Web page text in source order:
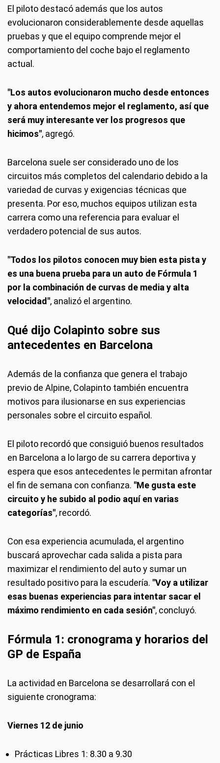
El piloto destacó además que los autos
evolucionaron considerablemente desde aquellas
pruebas y que el equipo comprende mejor el
comportamiento del coche bajo el reglamento
actual.
"Los autos evolucionaron mucho desde entonces
y ahora entendemos mejor el reglamento, así que
será muy interesante ver los progresos que
hicimos", agregó.
Barcelona suele ser considerado uno de los
circuitos más completos del calendario debido a la
variedad de curvas y exigencias técnicas que
presenta. Por eso, muchos equipos utilizan esta
carrera como una referencia para evaluar el
verdadero potencial de sus autos.
"Todos los pilotos conocen muy bien esta pista y
es una buena prueba para un auto de Fórmula 1
por la combinación de curvas de media y alta
velocidad", analizó el argentino.
Qué dijo Colapinto sobre sus
antecedentes en Barcelona
Además de la confianza que genera el trabajo
previo de Alpine, Colapinto también encuentra
motivos para ilusionarse en sus experiencias
personales sobre el circuito español.
El piloto recordó que consiguió buenos resultados
en Barcelona a lo largo de su carrera deportiva y
espera que esos antecedentes le permitan afrontar
el fin de semana con confianza. "Me gusta este
circuito y he subido al podio aquí en varias
categorías", recordó.
Con esa experiencia acumulada, el argentino
buscará aprovechar cada salida a pista para
maximizar el rendimiento del auto y sumar un
resultado positivo para la escudería. "Voy a utilizar
esas buenas experiencias para intentar sacar el
máximo rendimiento en cada sesión", concluyó.
Fórmula 1: cronograma y horarios del
GP de España
La actividad en Barcelona se desarrollará con el
siguiente cronograma:
Viernes 12 de junio
Prácticas Libres 1: 8.30 a 9.30